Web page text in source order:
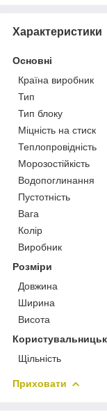
Характеристики
Основні
Країна виробник
Тип
Тип блоку
Міцність на стиск
Теплопровідність
Морозостійкість
Водопоглинання
Пустотність
Вага
Колір
Виробник
Розміри
Довжина
Ширина
Висота
Щільність
Приховати